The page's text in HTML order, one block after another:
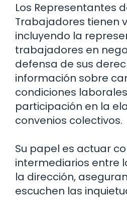
Los Representantes
Trabajadores tienen
incluyendo la
trabajadores en
defensa de sus
información sobre
condiciones
participación en la
convenios colectivos.
Su papel es actuar
intermediarios entre
la dirección,
escuchen las